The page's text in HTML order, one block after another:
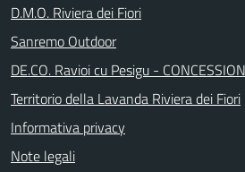
D.M.O. Riviera dei Fiori
Sanremo Outdoor
DE.CO. Ravioi cu Pesigu -
Territorio della Lavanda Riviera dei Fiori
Informativa privacy
Note legali